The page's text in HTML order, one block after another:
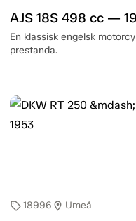
AJS 18S 498 cc —
En klassisk engelsk
prestanda.
sell18996 location_on Umeå